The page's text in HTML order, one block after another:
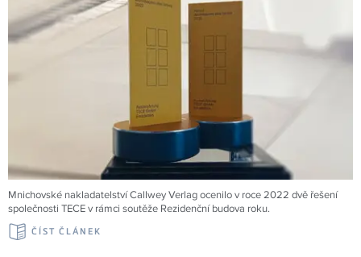
Mnichovské nakladatelství Callwey Verlag ocenilo v roce 2022 dvě řešení
společnosti TECEv rámci soutěže Rezidenční budova roku.
ČÍST ČLÁNEK